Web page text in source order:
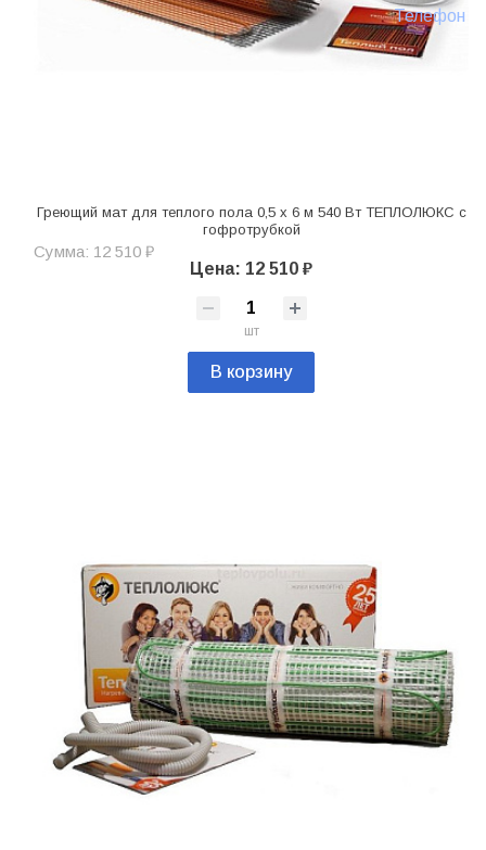
Телефон
Греющий мат для теплого пола 0,5 х 6 м 540 Вт ТЕПЛОЛЮКС с
гофротрубкой
Сумма: 12 510 ₽
Цена: 12 510 ₽
шт
В корзину